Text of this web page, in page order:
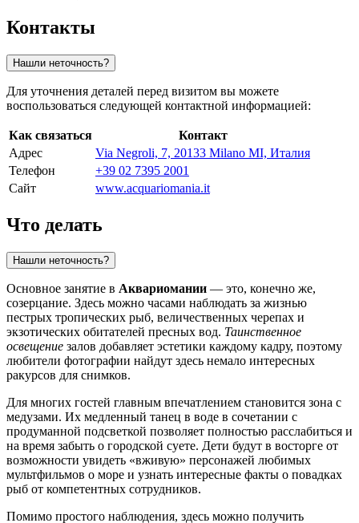
Контакты
Нашли неточность?
Для уточнения деталей перед визитом вы можете
воспользоваться следующей контактной информацией:
Как связаться
Контакт
Адрес
Via Negroli, 7, 20133 Milano MI, Италия
Телефон
+39 02 7395 2001
Сайт
www.acquariomania.it
Что делать
Нашли неточность?
Основное занятие в Аквариомании — это, конечно же,
созерцание. Здесь можно часами наблюдать за жизнью
пестрых тропических рыб, величественных черепах и
экзотических обитателей пресных вод. Таинственное
освещение залов добавляет эстетики каждому кадру, поэтому
любители фотографии найдут здесь немало интересных
ракурсов для снимков.
Для многих гостей главным впечатлением становится зона с
медузами. Их медленный танец в воде в сочетании с
продуманной подсветкой позволяет полностью расслабиться и
на время забыть о городской суете. Дети будут в восторге от
возможности увидеть «вживую» персонажей любимых
мультфильмов о море и узнать интересные факты о повадках
рыб от компетентных сотрудников.
Помимо простого наблюдения, здесь можно получить